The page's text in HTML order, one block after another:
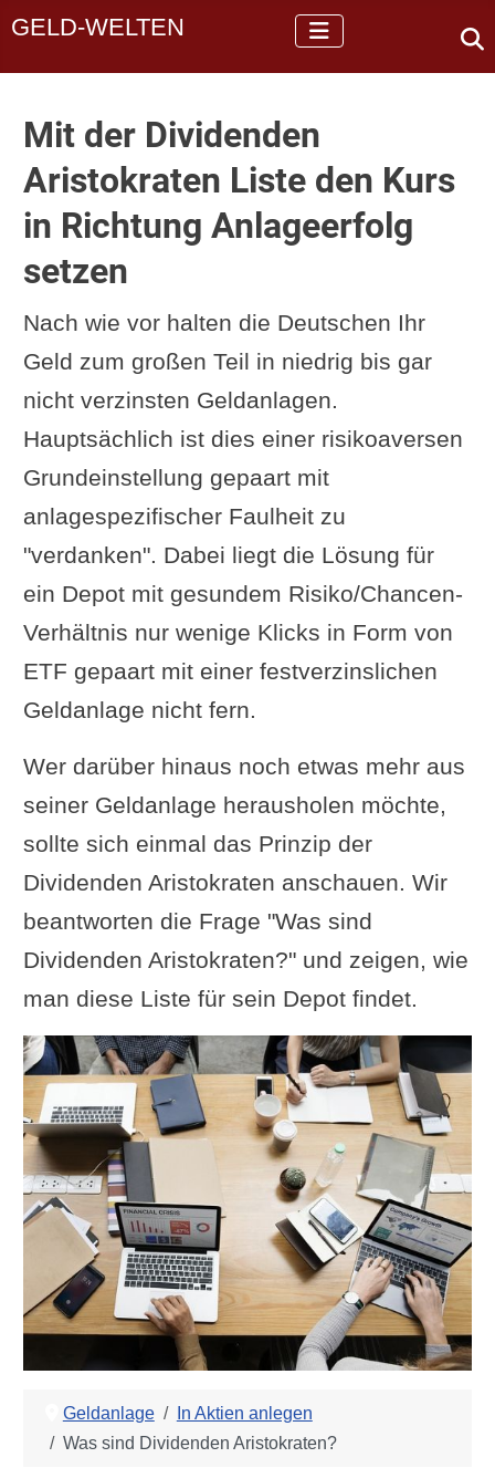
GELD-WELTEN
Mit der Dividenden
Aristokraten Liste den Kurs
in Richtung Anlageerfolg
setzen
Nach wie vor halten die Deutschen Ihr
Geld zum großen Teil in niedrig bis gar
nicht verzinsten Geldanlagen.
Hauptsächlich ist dies einer risikoaversen
Grundeinstellung gepaart mit
anlagespezifischer Faulheit zu
"verdanken". Dabei liegt die Lösung für
ein Depot mit gesundem Risiko/Chancen-
Verhältnis nur wenige Klicks in Form von
ETF gepaart mit einer festverzinslichen
Geldanlage nicht fern.
Wer darüber hinaus noch etwas mehr aus
seiner Geldanlage herausholen möchte,
sollte sich einmal das Prinzip der
Dividenden Aristokraten anschauen. Wir
beantworten die Frage "Was sind
Dividenden Aristokraten?" und zeigen, wie
man diese Liste für sein Depot findet.
Geldanlage
In Aktien anlegen
Was sind Dividenden Aristokraten?